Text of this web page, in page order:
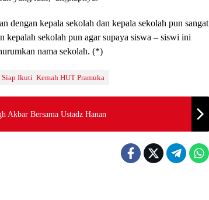
dengan kepala sekolah dan kepala sekolah pun sangat
kepalah sekolah pun agar supaya siswa – siswi ini
nama sekolah. (*)
Ikuti Kemah HUT Pramuka
Akbar Bersama Ustadz Hanan